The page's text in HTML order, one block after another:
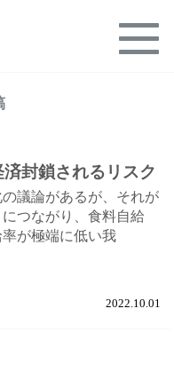
封鎖されるリスク
議論があるが、それが
つながり、食料自給
が極端に低い我
2022.10.01